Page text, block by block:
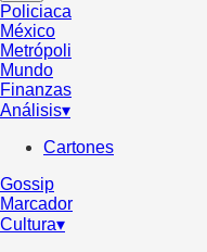
Policiaca
México
Metrópoli
Mundo
Finanzas
Análisis▾
Cartones
Gossip
Marcador
Cultura▾